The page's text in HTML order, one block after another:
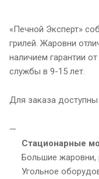
«Печной Эксперт»
грилей. Жаровни
наличием гарантии
службы в 9-15 лет.
Для заказа доступны
Стационарные
Большие жаровни,
Угольное